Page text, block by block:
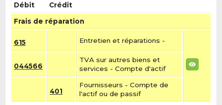
Débit Crédit
Frais de réparation
615 Entretien et réparations -
044566
TVA sur autres biens et
services - Compte d'actif
401
Fournisseurs - Compte de
l'actif ou de passif